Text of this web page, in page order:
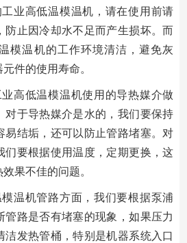
业高低温模温机，请在使用前请
防止因冷却水不足而产生损坏。而
模温机的工作环境清洁，避免灰
件的使用寿命。
高低温模温机使用的导热媒介做
对于导热媒介是水的，我们要保持
易结垢，还可以防止管路堵塞。对
们要根据使用温度，定期更换，这
果不佳的问题。
温机管路方面，我们要根据泵浦
管路是否有堵塞的现象，如果压力
洁发热管桶，特别是机器系统入口